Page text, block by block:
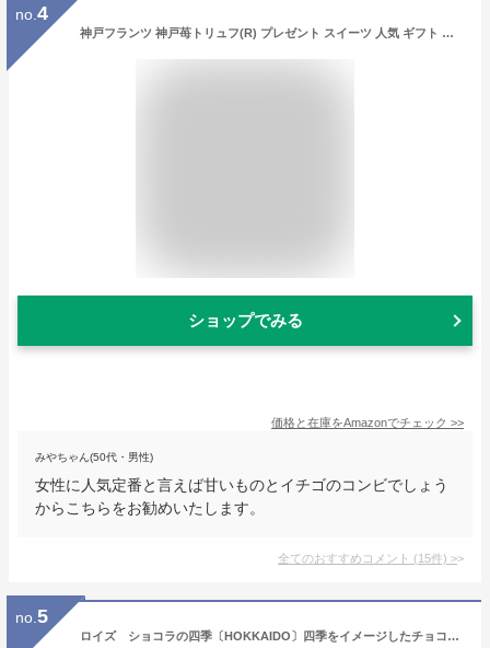
no. 4
神戸フランツ 神戸苺トリュフ(R) プレゼント スイーツ 人気 ギフト ランキング オリジナルショッパー付
ショップでみる
価格と在庫をAmazonでチェック >>
みやちゃん(50代・男性)
女性に人気定番と言えば甘いものとイチゴのコンビでしょう
からこちらをお勧めいたします。
全てのおすすめコメント (15件) >
no. 5
ロイズ ショコラの四季〔HOKKAIDO〕四季をイメージしたチョコレートをセレクト